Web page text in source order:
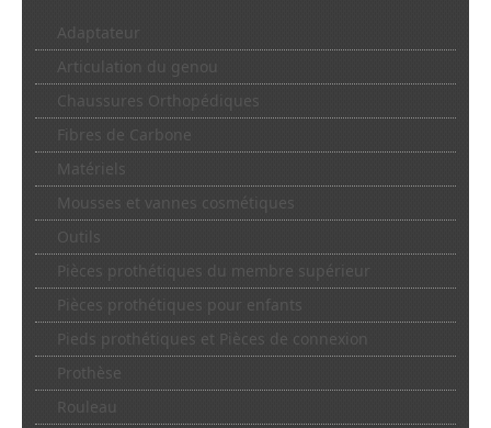
Adaptateur
Articulation du genou
Chaussures Orthopédiques
Fibres de Carbone
Matériels
Mousses et vannes cosmétiques
Outils
Pièces prothétiques du membre supérieur
Pièces prothétiques pour enfants
Pieds prothétiques et Pièces de connexion
Prothèse
Rouleau